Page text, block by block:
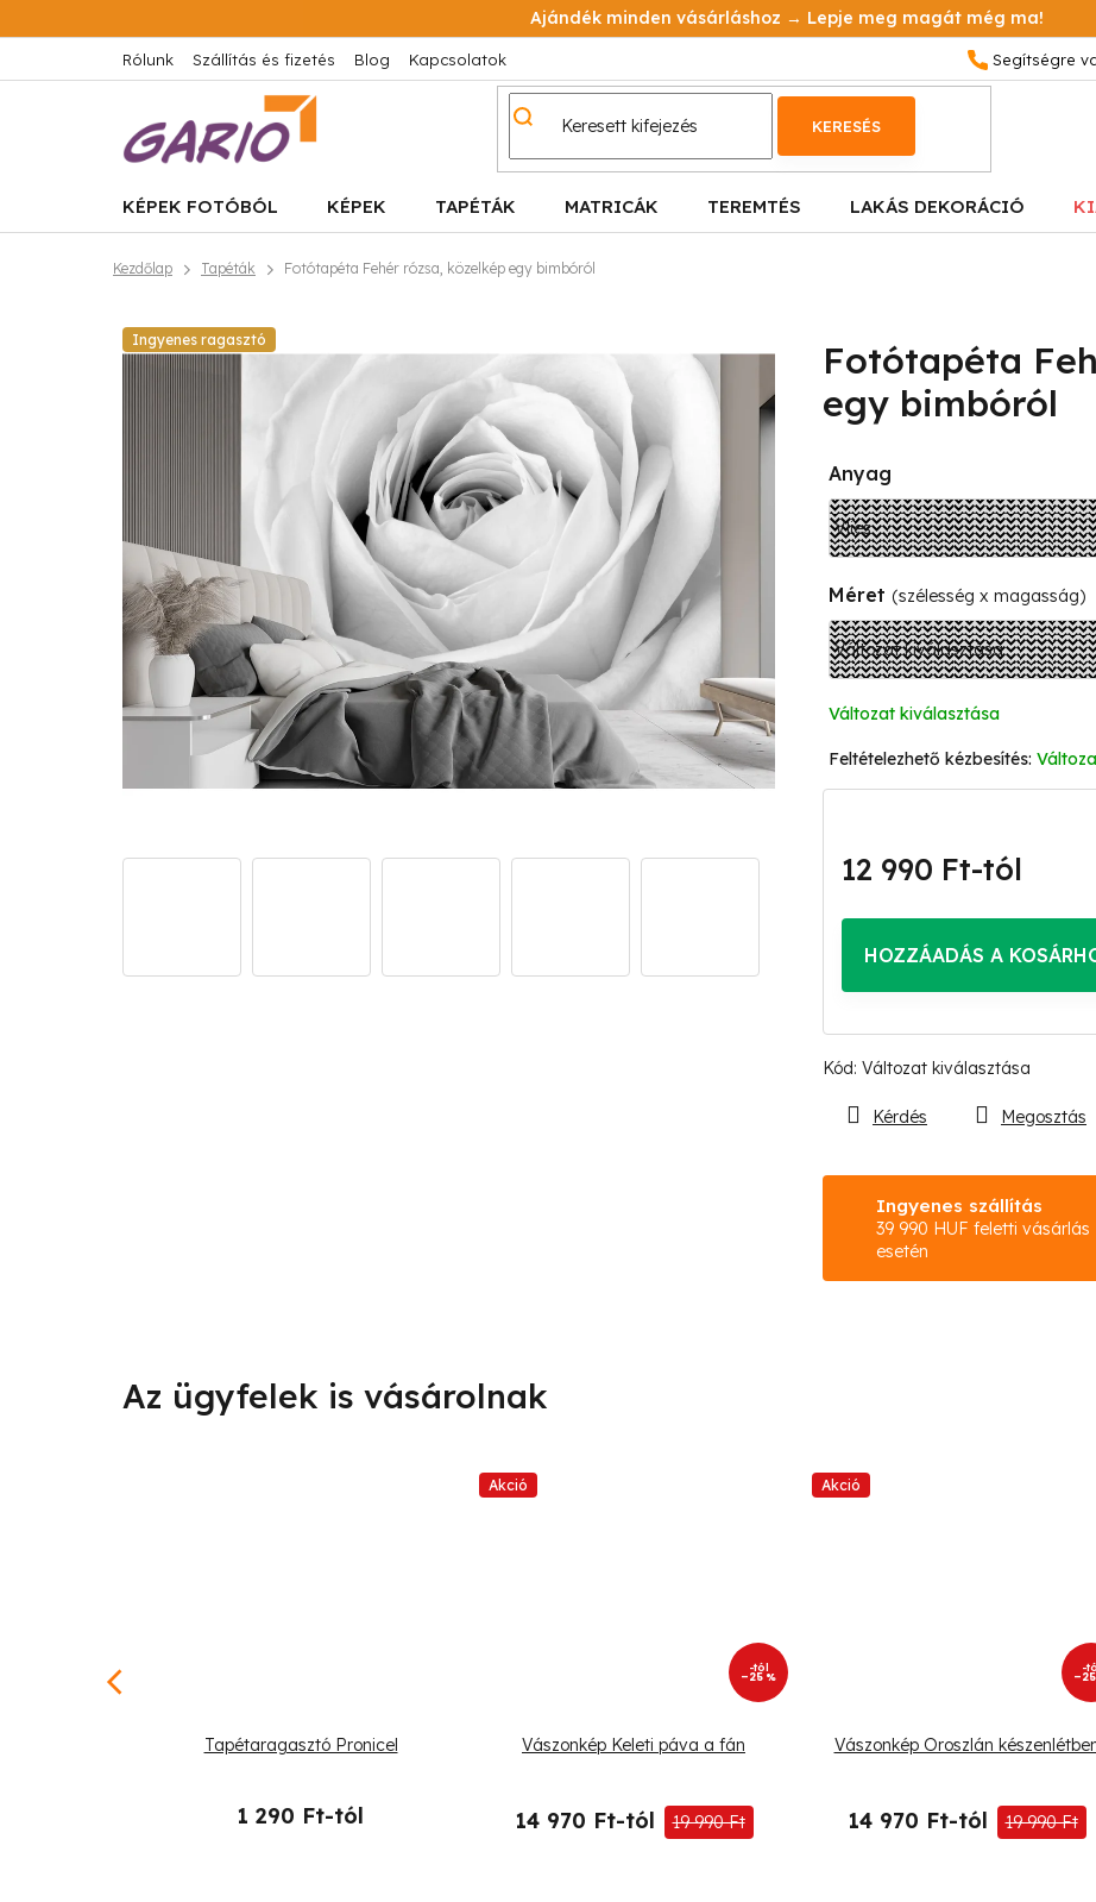
a
tartalomhoz
Ajándék minden vásárláshoz → Lepje meg magát még ma!
Rólunk Szállítás és fizetés Blog Kapcsolatok
KERESÉS
KÉPEK FOTÓBÓL KÉPEK TAPÉTÁK MATRICÁK TEREMTÉS LAKÁS DEKORÁCIÓ
Kezdőlap Tapéták Fotótapéta Fehér rózsa, közelkép egy bimbóról
Ingyenes ragasztó
Fotótapéta
egy bimbóról
Kód: Változat kiválasztása
Anyag
Méret (szélesség x magasság)
Változat kiválasztása
12 990 Ft-tól
HOZZÁADÁS A
Ingyenes szállítás
39 990 HUF feletti vásárlás
esetén
Kérdés Megosztás
–25 %
Tapétaragasztó Pronicel
1 290 Ft-tól
Akció
-tól
–25 %
Vászonkép Keleti páva a fán
14 970 Ft-tól 19 990 Ft
Akció
-
Vászonkép Oroszlán
14 970 Ft-tól 19 990 Ft